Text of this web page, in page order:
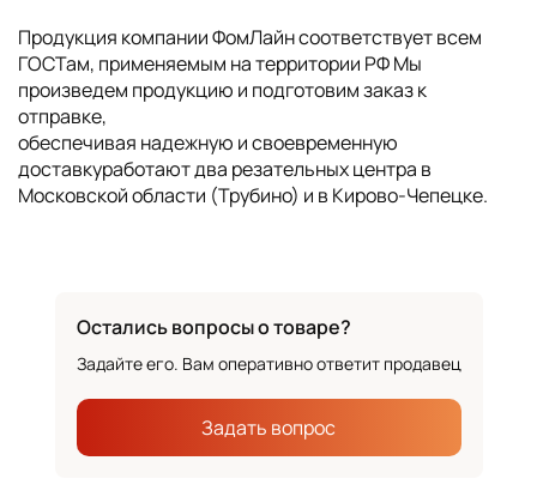
Продукция компании ФомЛайн соответствует всем
ГОСТам, применяемым на территории РФ Мы
произведем продукцию и подготовим заказ к
отправке,
обеспечивая надежную и своевременную
доставкуработают два резательных центра в
Московской области (Трубино) и в Кирово-Чепецке.
Остались вопросы о товаре?
Задайте его. Вам оперативно ответит продавец
Задать вопрос